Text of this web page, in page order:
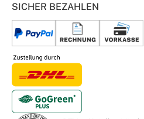
SICHER BEZAHLEN